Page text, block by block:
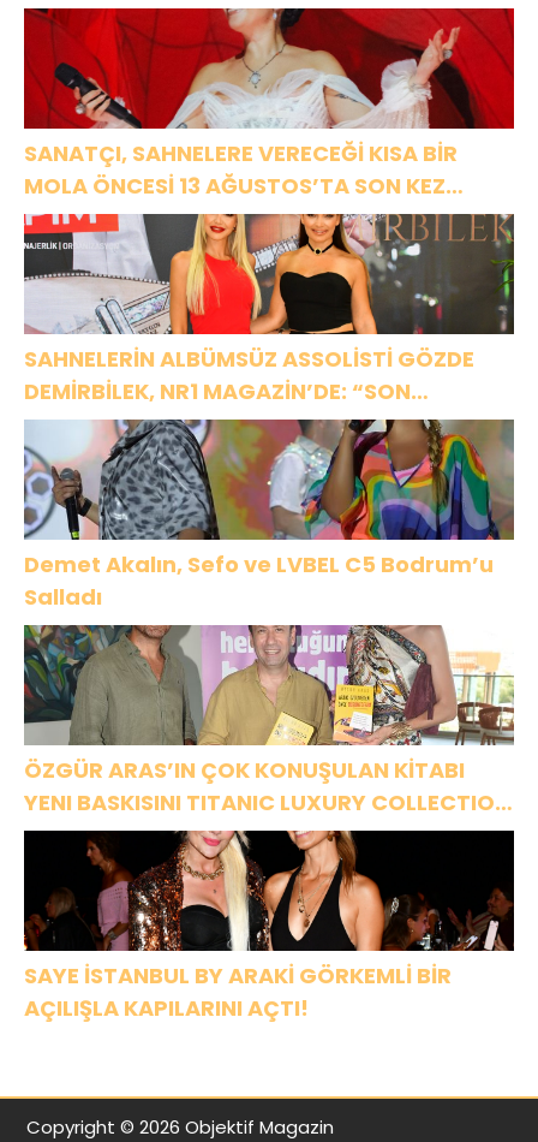
SANATÇI, SAHNELERE VERECEĞİ KISA BİR
MOLA ÖNCESİ 13 AĞUSTOS’TA SON KEZ
HARBİYE’DE OLACAK!
SAHNELERİN ALBÜMSÜZ ASSOLİSTİ GÖZDE
DEMİRBİLEK, NR1 MAGAZİN’DE: “SON
ASSOLİST OLARAK VAR OLACAĞIM!”
Demet Akalın, Sefo ve LVBEL C5 Bodrum’u
Salladı
ÖZGÜR ARAS’IN ÇOK KONUŞULAN KİTABI
YENI BASKISINI TITANIC LUXURY COLLECTION
BODRUM’DA KUTLADI
SAYE İSTANBUL BY ARAKİ GÖRKEMLİ BİR
AÇILIŞLA KAPILARINI AÇTI!
Copyright © 2026 Objektif Magazin